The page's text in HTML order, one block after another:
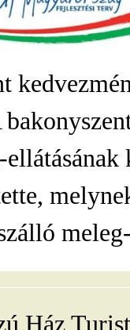
Ház